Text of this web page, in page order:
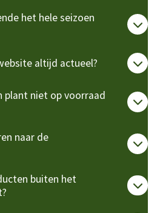
het hele seizoen
altijd actueel?
plant niet op voorraad
naar de
buiten het